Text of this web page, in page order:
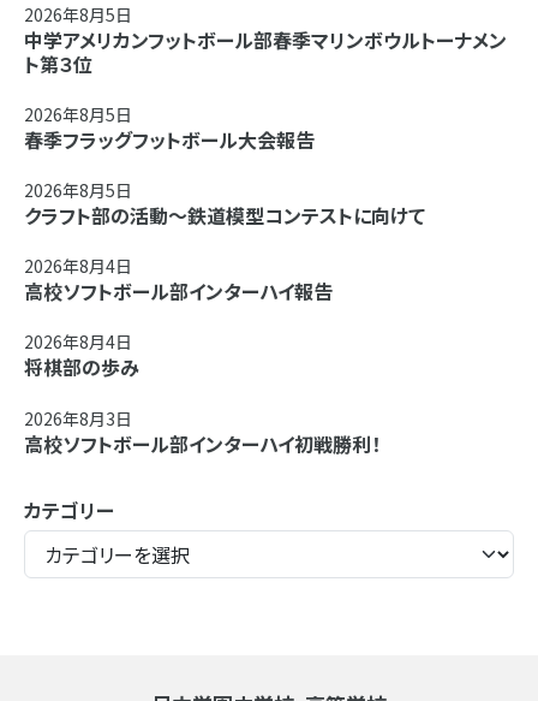
2026年8月5日
中学アメリカンフットボール部春季マリンボウルトーナメン
ト第３位
2026年8月5日
春季フラッグフットボール大会報告
2026年8月5日
クラフト部の活動～鉄道模型コンテストに向けて
2026年8月4日
高校ソフトボール部インターハイ報告
2026年8月4日
将棋部の歩み
2026年8月3日
高校ソフトボール部インターハイ初戦勝利！
カテゴリー